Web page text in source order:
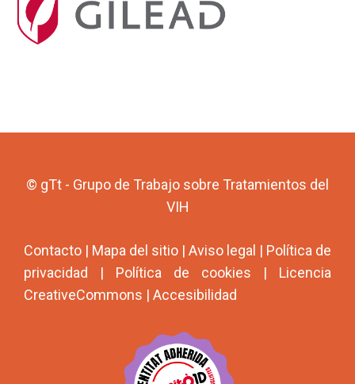
© gTt - Grupo de Trabajo sobre Tratamientos del
VIH
Contacto | Mapa del sitio | Aviso legal | Política de
privacidad | Política de cookies | Licencia
CreativeCommons | Accesibilidad